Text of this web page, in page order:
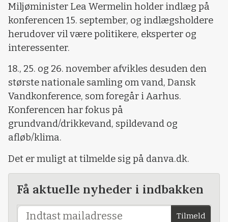
Miljøminister Lea Wermelin holder indlæg på
konferencen 15. september, og indlægsholdere
herudover vil være politikere, eksperter og
interessenter.
18., 25. og 26. november afvikles desuden den
største nationale samling om vand, Dansk
Vandkonference, som foregår i Aarhus.
Konferencen har fokus på
grundvand/drikkevand, spildevand og
afløb/klima.
Det er muligt at tilmelde sig på danva.dk.
Få aktuelle nyheder i indbakken
Tilmeld